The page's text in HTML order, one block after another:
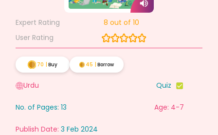
Expert Rating 8 out of 10
User Rating
70 Buy 45 Borrow
Urdu Quiz
No. of Pages: 13 Age: 4-7
Publish Date: 3 Feb 2024